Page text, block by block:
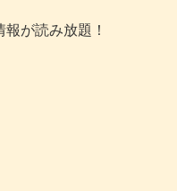
が読み放題！